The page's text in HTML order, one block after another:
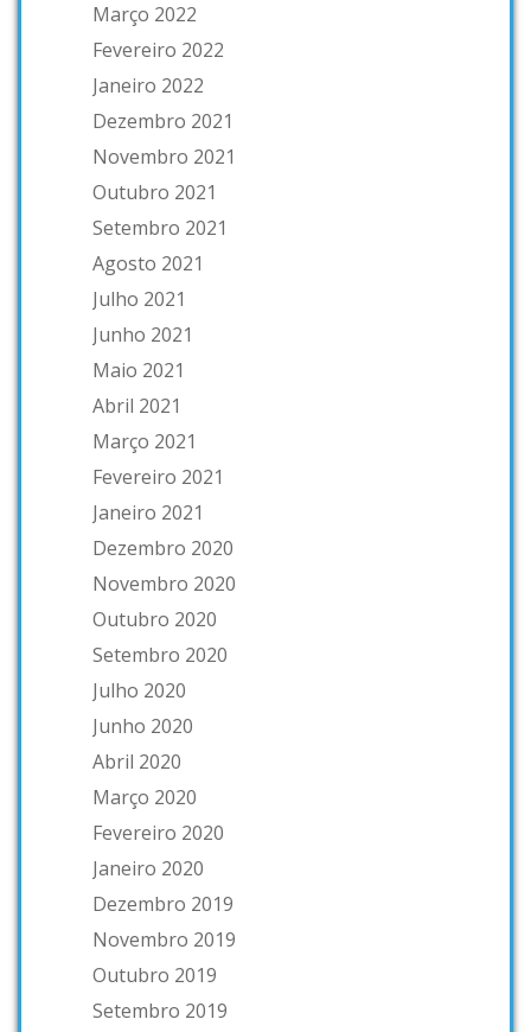
Março 2022
Fevereiro 2022
Janeiro 2022
Dezembro 2021
Novembro 2021
Outubro 2021
Setembro 2021
Agosto 2021
Julho 2021
Junho 2021
Maio 2021
Abril 2021
Março 2021
Fevereiro 2021
Janeiro 2021
Dezembro 2020
Novembro 2020
Outubro 2020
Setembro 2020
Julho 2020
Junho 2020
Abril 2020
Março 2020
Fevereiro 2020
Janeiro 2020
Dezembro 2019
Novembro 2019
Outubro 2019
Setembro 2019